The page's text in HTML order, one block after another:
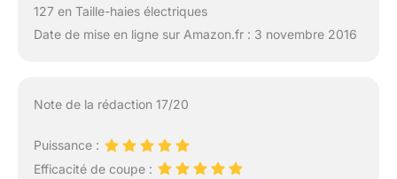
127 en Taille-haies électriques
Date de mise en ligne sur Amazon.fr : 3 novembre 2016
Note de la rédaction 17/20
Puissance :
Efficacité de coupe :